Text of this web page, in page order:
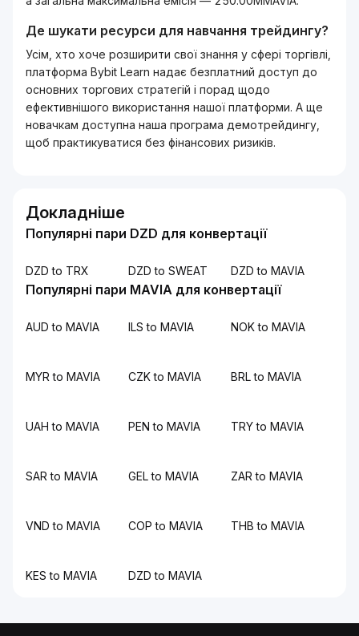
Де шукати ресурси для навчання трейдингу?
Усім, хто хоче розширити свої знання у сфері торгівлі,
платформа Bybit Learn надає безплатний доступ до
основних торгових стратегій і порад щодо
ефективнішого використання нашої платформи. А ще
новачкам доступна наша програма демотрейдингу,
щоб практикуватися без фінансових ризиків.
Докладніше
Популярні пари DZD для конвертації
DZD to TRX DZD to SWEAT DZD to MAVIA
Популярні пари MAVIA для конвертації
AUD to MAVIA ILS to MAVIA NOK to MAVIA
MYR to MAVIA CZK to MAVIA BRL to MAVIA
UAH to MAVIA PEN to MAVIA TRY to MAVIA
SAR to MAVIA GEL to MAVIA ZAR to MAVIA
VND to MAVIA COP to MAVIA THB to MAVIA
KES to MAVIA DZD to MAVIA